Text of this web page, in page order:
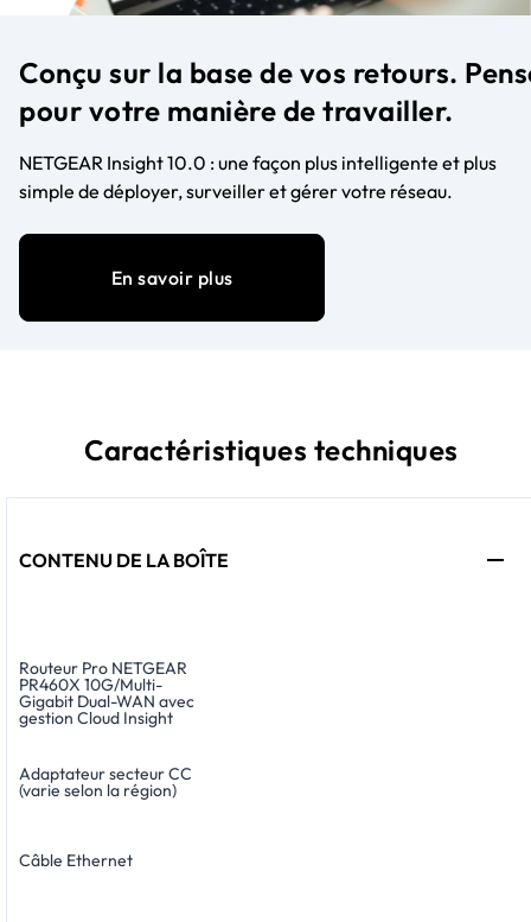
Configuration IPSec pour créer des
4 ans de gestion cloud à distance
NETGEAR Insight inclus
Ajoutez une prévention avancée des
menaces, une sécurité web et DNS
grâce à un simple module
complémentaire de licence.
Transformez votre PR460X en
passerelle de sécurité complète, sans
matériel supplémentaire requis.
Conçu sur la base de vos retours.
pour votre manière de travailler.
NETGEAR Insight 10.0 : une façon plus intelligente et plus
simple de déployer, surveiller et gérer votre réseau.
En savoir plus
Caractéristiques techniques
CONTENU DE LA BOÎTE
Routeur Pro NETGEAR
PR460X 10G/Multi-
Gigabit Dual-WAN avec
gestion Cloud Insight
Adaptateur secteur CC
(varie selon la région)
Câble Ethernet